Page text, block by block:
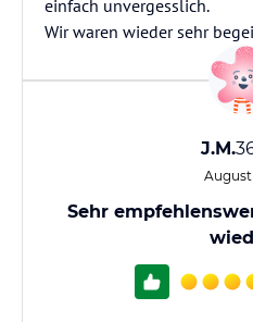
einfach unvergesslich.
Wir waren wieder sehr
J.M.
August
Sehr